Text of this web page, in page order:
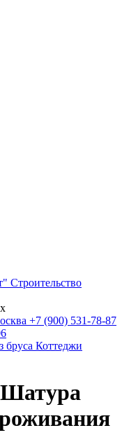
Строительство
+7 (900) 531-78-87
бруса Коттеджи
Шатура